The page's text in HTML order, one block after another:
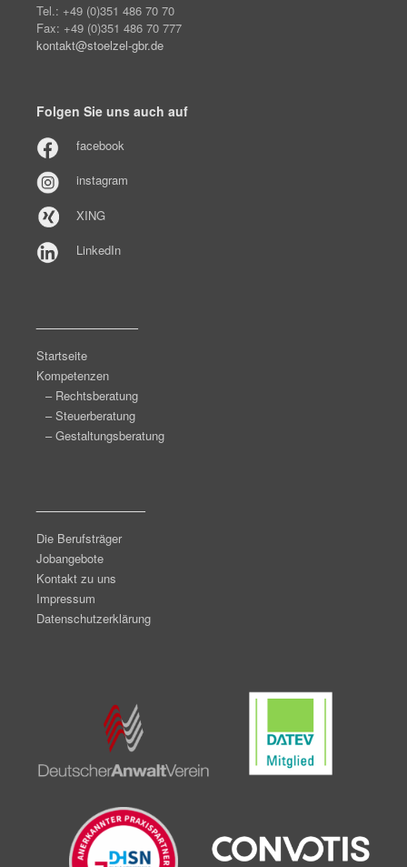
Tel.: +49 (0)351 486 70 70
Fax: +49 (0)351 486 70 777
kontakt@stoelzel-gbr.de
Folgen Sie uns auch auf
facebook
instagram
XING
LinkedIn
Startseite
Kompetenzen
– Rechtsberatung
– Steuerberatung
– Gestaltungsberatung
Die Berufsträger
Jobangebote
Kontakt zu uns
Impressum
Datenschutzerklärung